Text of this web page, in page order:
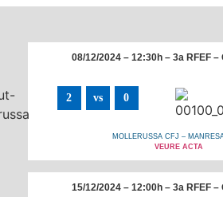
08/12/2024 – 12:30h – 3a RFEF –
2 vs 0
MOLLERUSSA CFJ –
VEURE ACTA
15/12/2024 – 12:00h – 3a RFEF –